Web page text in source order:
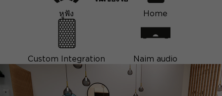
หูฟัง
Home
Custom Integration Naim audio